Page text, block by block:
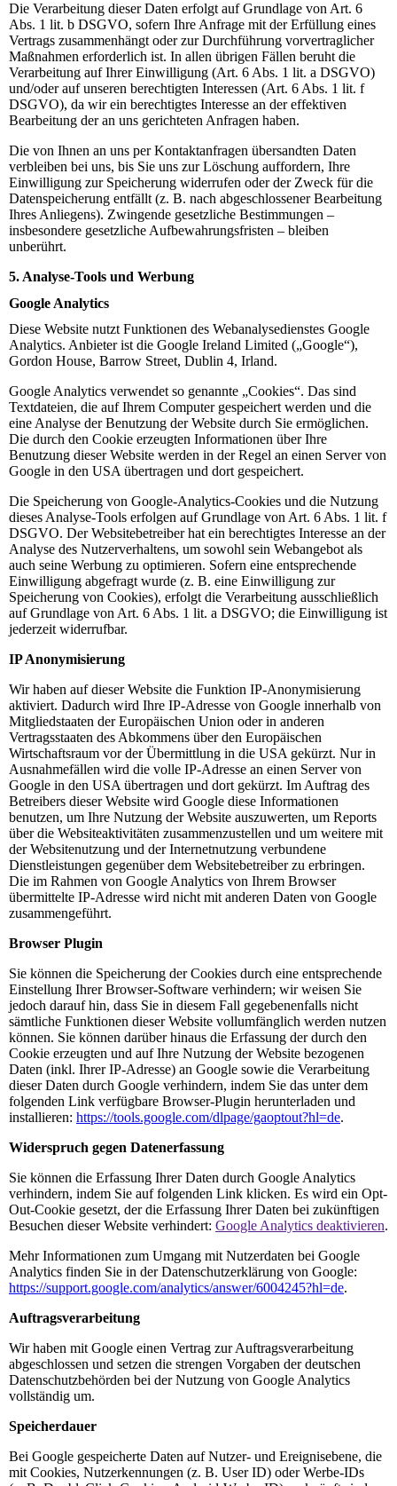
Die Verarbeitung dieser Daten erfolgt auf Grundlage von Art. 6
Abs. 1 lit. b DSGVO, sofern Ihre Anfrage mit der Erfüllung eines
Vertrags zusammenhängt oder zur Durchführung vorvertraglicher
Maßnahmen erforderlich ist. In allen übrigen Fällen beruht die
Verarbeitung auf Ihrer Einwilligung (Art. 6 Abs. 1 lit. a DSGVO)
und/oder auf unseren berechtigten Interessen (Art. 6 Abs. 1 lit. f
DSGVO), da wir ein berechtigtes Interesse an der effektiven
Bearbeitung der an uns gerichteten Anfragen haben.
Die von Ihnen an uns per Kontaktanfragen übersandten Daten
verbleiben bei uns, bis Sie uns zur Löschung auffordern, Ihre
Einwilligung zur Speicherung widerrufen oder der Zweck für die
Datenspeicherung entfällt (z. B. nach abgeschlossener Bearbeitung
Ihres Anliegens). Zwingende gesetzliche Bestimmungen –
insbesondere gesetzliche Aufbewahrungsfristen – bleiben
unberührt.
5. Analyse-Tools und Werbung
Google Analytics
Diese Website nutzt Funktionen des Webanalysedienstes Google
Analytics. Anbieter ist die Google Ireland Limited („Google“),
Gordon House, Barrow Street, Dublin 4, Irland.
Google Analytics verwendet so genannte „Cookies“. Das sind
Textdateien, die auf Ihrem Computer gespeichert werden und die
eine Analyse der Benutzung der Website durch Sie ermöglichen.
Die durch den Cookie erzeugten Informationen über Ihre
Benutzung dieser Website werden in der Regel an einen Server von
Google in den USA übertragen und dort gespeichert.
Die Speicherung von Google-Analytics-Cookies und die Nutzung
dieses Analyse-Tools erfolgen auf Grundlage von Art. 6 Abs. 1 lit. f
DSGVO. Der Websitebetreiber hat ein berechtigtes Interesse an der
Analyse des Nutzerverhaltens, um sowohl sein Webangebot als
auch seine Werbung zu optimieren. Sofern eine entsprechende
Einwilligung abgefragt wurde (z. B. eine Einwilligung zur
Speicherung von Cookies), erfolgt die Verarbeitung ausschließlich
auf Grundlage von Art. 6 Abs. 1 lit. a DSGVO; die Einwilligung ist
jederzeit widerrufbar.
IP Anonymisierung
Wir haben auf dieser Website die Funktion IP-Anonymisierung
aktiviert. Dadurch wird Ihre IP-Adresse von Google innerhalb von
Mitgliedstaaten der Europäischen Union oder in anderen
Vertragsstaaten des Abkommens über den Europäischen
Wirtschaftsraum vor der Übermittlung in die USA gekürzt. Nur in
Ausnahmefällen wird die volle IP-Adresse an einen Server von
Google in den USA übertragen und dort gekürzt. Im Auftrag des
Betreibers dieser Website wird Google diese Informationen
benutzen, um Ihre Nutzung der Website auszuwerten, um Reports
über die Websiteaktivitäten zusammenzustellen und um weitere mit
der Websitenutzung und der Internetnutzung verbundene
Dienstleistungen gegenüber dem Websitebetreiber zu erbringen.
Die im Rahmen von Google Analytics von Ihrem Browser
übermittelte IP-Adresse wird nicht mit anderen Daten von Google
zusammengeführt.
Browser Plugin
Sie können die Speicherung der Cookies durch eine entsprechende
Einstellung Ihrer Browser-Software verhindern; wir weisen Sie
jedoch darauf hin, dass Sie in diesem Fall gegebenenfalls nicht
sämtliche Funktionen dieser Website vollumfänglich werden nutzen
können. Sie können darüber hinaus die Erfassung der durch den
Cookie erzeugten und auf Ihre Nutzung der Website bezogenen
Daten (inkl. Ihrer IP-Adresse) an Google sowie die Verarbeitung
dieser Daten durch Google verhindern, indem Sie das unter dem
folgenden Link verfügbare Browser-Plugin herunterladen und
installieren: https://tools.google.com/dlpage/gaoptout?hl=de.
Widerspruch gegen Datenerfassung
Sie können die Erfassung Ihrer Daten durch Google Analytics
verhindern, indem Sie auf folgenden Link klicken. Es wird ein Opt-
Out-Cookie gesetzt, der die Erfassung Ihrer Daten bei zukünftigen
Besuchen dieser Website verhindert: Google Analytics deaktivieren.
Mehr Informationen zum Umgang mit Nutzerdaten bei Google
Analytics finden Sie in der Datenschutzerklärung von Google:
https://support.google.com/analytics/answer/6004245?hl=de.
Auftragsverarbeitung
Wir haben mit Google einen Vertrag zur Auftragsverarbeitung
abgeschlossen und setzen die strengen Vorgaben der deutschen
Datenschutzbehörden bei der Nutzung von Google Analytics
vollständig um.
Speicherdauer
Bei Google gespeicherte Daten auf Nutzer- und Ereignisebene, die
mit Cookies, Nutzerkennungen (z. B. User ID) oder Werbe-IDs